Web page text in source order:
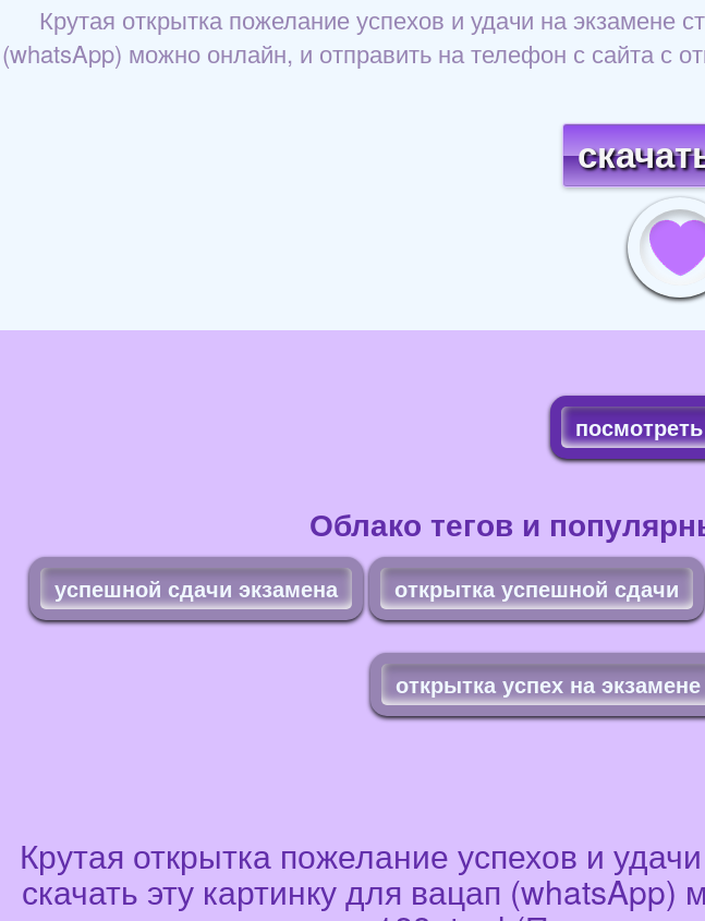
Крутая открытка пожелание успехов и удачи на экзамене
(whatsApp) можно онлайн, и отправить на телефон с сайта с
Облако тегов и
успешной сдачи экзамена открытка успешной сдачи
открытка успех на экзамене
Крутая открытка пожелание успехов и
скачать эту картинку для вацап